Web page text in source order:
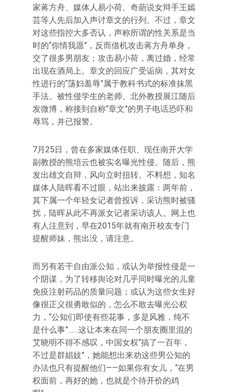
家蒋方舟、媒体人易小荷、奇葩说女辩手王嫣
芸等人先后加入声讨章文的行列。不过，章文
对这些指控大多否认，声称所谓的性关系是当
时的“你情我愿”，反而借机攻击蒋方舟单身，
交了很多男朋友；攻击易小荷，离过婚，经常
出现在酒局上。章文的回应广受诟病，其对女
性进行的“荡妇羞辱”属于教科书式的标准抹黑
手法。被性侵学生的老师、北外教授展江随后
发微博，称接到自称“章文”的男子电话恐吓和
辱骂，并已报警。
7月25日，曾在多家媒体任职、现任南开大学
副教授的熊培云也被实名曝光性侵。随后，熊
发出雄文自辩，风向立时扭转。不料想，知名
媒体人陆晖看不过眼，站出来披露：两年前，
其下属一个年轻女记者曾投诉，采访熊时被骚
扰，陆晖从此不再派女记者采访该人。网上也
有人注意到，早在2015年就有南开校友专门
提醒师妹，熊出没，请注意。
而另有若干自由派公知，或认为举报性侵是一
个阴谋，为了转移舆论对几乎同时曝光的儿童
免疫注射药品的质量问题；或认为这些女生好
像很正义很勇敢似的，怎么不敢去曝光公权
力，“公知们即使有些花事，多是风雅，纯不
是什么事”……这让本来在同一个朋友圈里混的
艾晓明不得不感叹，中国女权“搞了一百年，
不过是群娼妓”，她能想出来劝这些男公知的
办法也只有提醒他们——如果你有女儿，“在男
权面前，再好的她，也就是个待开价的鸡